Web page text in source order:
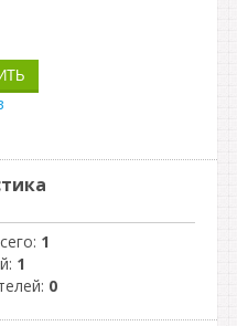
1
1
0